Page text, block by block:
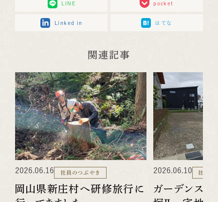
LINE pocket
Linked in はてな
関連記事
2026.06.16 社員のつぶやき
岡山県新庄村へ研修旅行に
2026.06.10 社員の
ガーデンス